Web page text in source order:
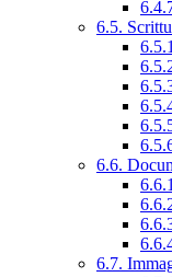
6.5.
6.6.
6.7.